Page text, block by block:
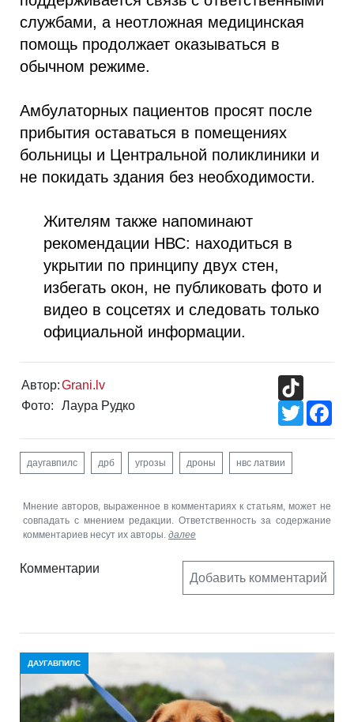
службами, а неотложная медицинская
помощь продолжает оказываться в
обычном режиме.
Амбулаторных пациентов просят после
прибытия оставаться в помещениях
больницы и Центральной поликлиники и
не покидать здания без необходимости.
Жителям также напоминают
рекомендации НВС: находиться в
укрытии по принципу двух стен,
избегать окон, не публиковать фото и
видео в соцсетях и следовать только
официальной информации.
Автор:Grani.lv
Фото:
Лаура Рудко
Twitter
даугавпилс дрб угрозы дроны нвс латвии
Мнение авторов, выраженное в комментариях к статьям, может не
совпадать с мнением редакции. Ответственность за содержание
комментариев несут их авторы. далее
Комментарии
Добавить комментарий
ДАУГАВПИЛС